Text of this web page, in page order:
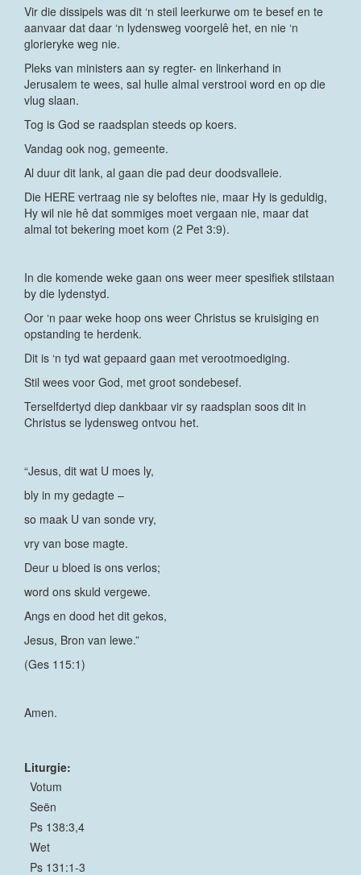
Vir die dissipels was dit ‘n steil leerkurwe om te besef en te
aanvaar dat daar ‘n lydensweg voorgelê het, en nie ‘n
glorieryke weg nie.
Pleks van ministers aan sy regter- en linkerhand in
Jerusalem te wees, sal hulle almal verstrooi word en op die
vlug slaan.
Tog is God se raadsplan steeds op koers.
Vandag ook nog, gemeente.
Al duur dit lank, al gaan die pad deur doodsvalleie.
Die HERE vertraag nie sy beloftes nie, maar Hy is geduldig,
Hy wil nie hê dat sommiges moet vergaan nie, maar dat
almal tot bekering moet kom (2 Pet 3:9).
In die komende weke gaan ons weer meer spesifiek stilstaan
by die lydenstyd.
Oor ‘n paar weke hoop ons weer Christus se kruisiging en
opstanding te herdenk.
Dit is ‘n tyd wat gepaard gaan met verootmoediging.
Stil wees voor God, met groot sondebesef.
Terselfdertyd diep dankbaar vir sy raadsplan soos dit in
Christus se lydensweg ontvou het.
“Jesus, dit wat U moes ly,
bly in my gedagte –
so maak U van sonde vry,
vry van bose magte.
Deur u bloed is ons verlos;
word ons skuld vergewe.
Angs en dood het dit gekos,
Jesus, Bron van lewe.”
(Ges 115:1)
Amen.
Liturgie:
Votum
Seën
Ps 138:3,4
Wet
Ps 131:1-3